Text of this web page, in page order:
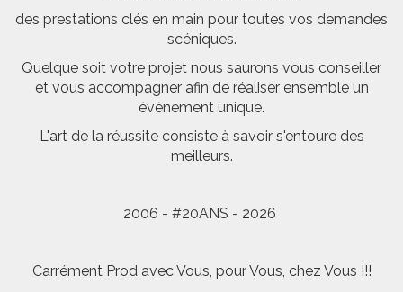
des prestations clés en main pour toutes vos demandes
scéniques.
Quelque soit votre projet nous saurons vous conseiller
et vous accompagner afin de réaliser ensemble un
évènement unique.
L'art de la réussite consiste à savoir s'entoure des
meilleurs.
2006 - #20ANS - 2026
Carrément Prod avec Vous, pour Vous, chez Vous !!!